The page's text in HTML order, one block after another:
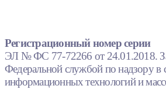
Регистрационный номер серии
ЭЛ № ФС 77-72266 от 24.01.2018.
Федеральной службой по надзору в
информационных технологий и